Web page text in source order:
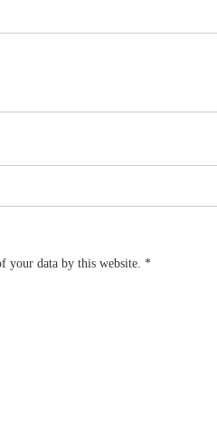
your data by this website. *